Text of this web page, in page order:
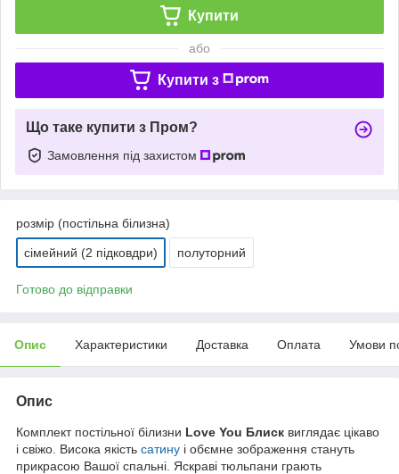
Купити
або
Купити з
Що таке купити з Пром?
Замовлення під захистом
розмір (постільна білизна)
сімейний (2 підковдри) полуторний
Готово до відправки
Опис Характеристики Доставка Оплата Умови
Опис
Комплект постільної білизни Love You Блиск виглядає цікаво
і свіжо. Висока якість сатину і обємне зображення стануть
прикрасою Вашої спальні. Яскраві тюльпани грають